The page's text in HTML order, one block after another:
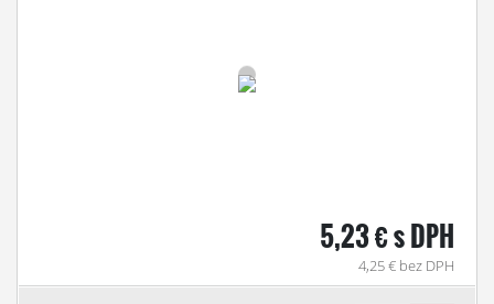
5,23 € s DPH
4,25 € bez DPH